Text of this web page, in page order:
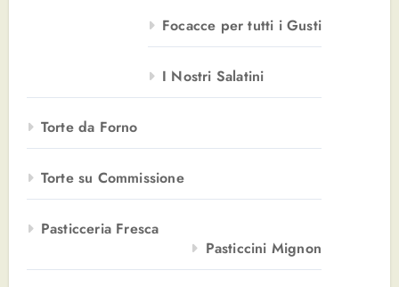
Focacce per tutti i Gusti
I Nostri Salatini
Torte da Forno
Torte su Commissione
Pasticceria Fresca
Pasticcini Mignon